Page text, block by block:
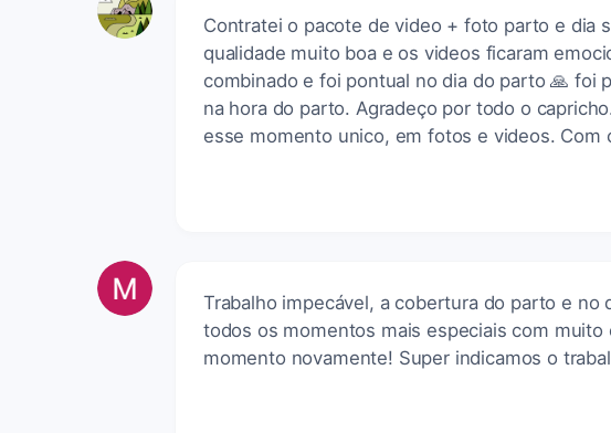
Contratei o pacote de video + foto parto e dia
qualidade muito boa e os videos ficaram
combinado e foi pontual no dia do parto 🙏 foi
na hora do parto. Agradeço por todo o
esse momento unico, em fotos e videos. Com
Trabalho impecável, a cobertura do parto e no
todos os momentos mais especiais com muito
momento novamente! Super indicamos o